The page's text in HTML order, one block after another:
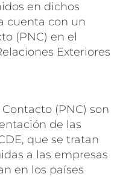
en dichos
cuenta con un
(PNC) en el
Exteriores
(PNC) son
de las
que se tratan
a las empresas
en los países